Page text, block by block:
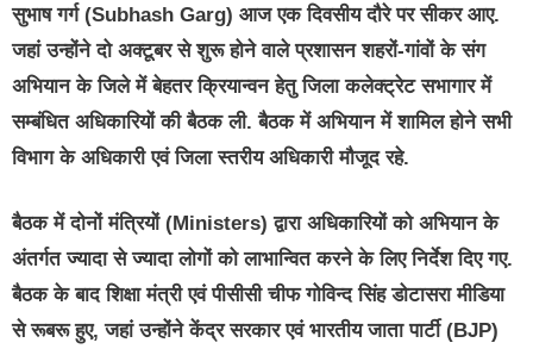
सुभाष गर्ग (Subhash Garg) आज एक दिवसीय दौरे पर सीकर आए.
जहां उन्होंने दो अक्टूबर से शुरू होने वाले प्रशासन शहरों-गांवों के संग
अभियान के जिले में बेहतर क्रियान्वन हेतु जिला कलेक्ट्रेट सभागार में
सम्बंधित अधिकारियों की बैठक ली. बैठक में अभियान में शामिल होने सभी
विभाग के अधिकारी एवं जिला स्तरीय अधिकारी मौजूद रहे.
बैठक में दोनों मंत्रियों (Ministers) द्वारा अधिकारियों को अभियान के
अंतर्गत ज्यादा से ज्यादा लोगों को लाभान्वित करने के लिए निर्देश दिए गए.
बैठक के बाद शिक्षा मंत्री एवं पीसीसी चीफ गोविन्द सिंह डोटासरा मीडिया
से रूबरू हुए, जहां उन्होंने केंद्र सरकार एवं भारतीय जाता पार्टी (BJP)